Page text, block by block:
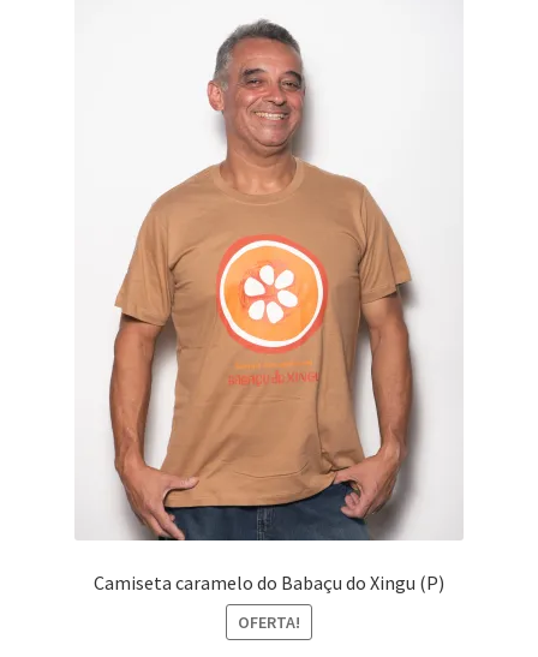
Camiseta caramelo do Babaçu do Xingu (P)
OFERTA!